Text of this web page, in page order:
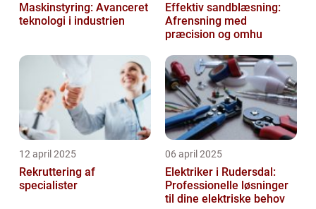
Maskinstyring: Avanceret
teknologi i industrien
Effektiv sandblæsning:
Afrensning med
præcision og omhu
12 april 2025
Rekruttering af
specialister
06 april 2025
Elektriker i Rudersdal:
Professionelle løsninger
til dine elektriske behov